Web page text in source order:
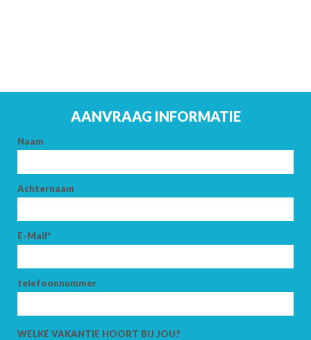
VERTREK
AANVRAAG INFORMATIE
Naam
Achternaam
E-Mail*
telefoonnummer
WELKE VAKANTIE HOORT BIJ JOU?